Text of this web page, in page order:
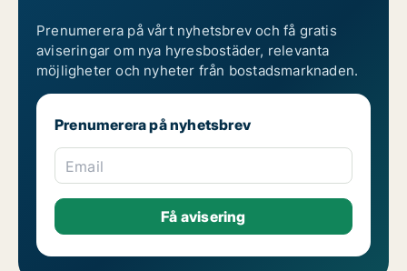
Prenumerera på vårt nyhetsbrev och få gratis
aviseringar om nya hyresbostäder, relevanta
möjligheter och nyheter från bostadsmarknaden.
Prenumerera på nyhetsbrev
Email